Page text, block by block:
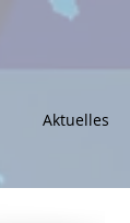
Aktuelles